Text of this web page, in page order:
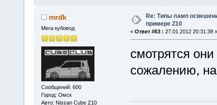
mrdk
Мега кубовод
Сообщений: 600
Город: Омск
Авто: Nissan Cube Z10
Re: Типы ламп
примере Z10
« Ответ #63 : 27.01.2012 20:31:38 »
смотрятся
сожалению,